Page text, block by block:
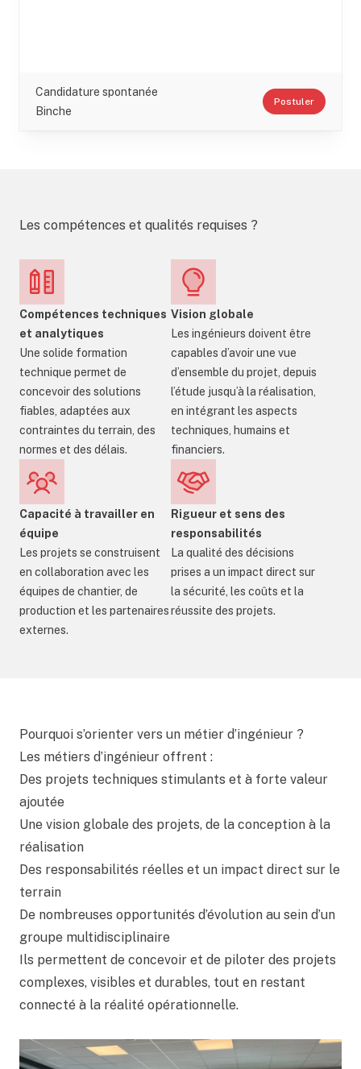
Candidature spontanée
Binche
Postuler
Les compétences et qualités requises ?
Compétences techniques
et analytiques
Une solide formation
technique permet de
concevoir des solutions
fiables, adaptées aux
contraintes du terrain, des
normes et des délais.
Vision globale
Les ingénieurs doivent être
capables d’avoir une vue
d’ensemble du projet, depuis
l’étude jusqu’à la réalisation,
en intégrant les aspects
techniques, humains et
financiers.
Capacité à travailler en
équipe
Les projets se construisent
en collaboration avec les
équipes de chantier, de
production et les partenaires
externes.
Rigueur et sens des
responsabilités
La qualité des décisions
prises a un impact direct sur
la sécurité, les coûts et la
réussite des projets.
Pourquoi s’orienter vers un métier d’ingénieur ?
Les métiers d’ingénieur offrent :
Des projets techniques stimulants et à forte valeur
ajoutée
Une vision globale des projets, de la conception à la
réalisation
Des responsabilités réelles et un impact direct sur le
terrain
De nombreuses opportunités d’évolution au sein d’un
groupe multidisciplinaire
Ils permettent de concevoir et de piloter des projets
complexes, visibles et durables, tout en restant
connecté à la réalité opérationnelle.